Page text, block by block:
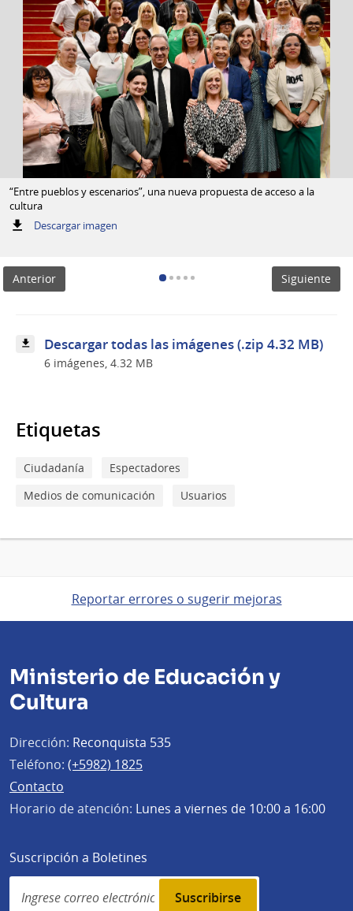
“Entre pueblos y escenarios”, una nueva propuesta de acceso a la
cultura
Descargar imagen:
escenarios”,
acceso
a
Anterior Siguiente
Descargar todas las imágenes (.zip 4.32 MB)
6 imágenes, 4.32 MB
Etiquetas
Ciudadanía
Espectadores
Medios de comunicación
Usuarios
Reportar errores o sugerir mejoras
Ministerio de Educación y
Cultura
Dirección: Reconquista 535
Teléfono: (+5982) 1825
Contacto
Horario de atención: Lunes a viernes de 10:00 a 16:00
Suscripción a Boletines
Simplenews
subscription